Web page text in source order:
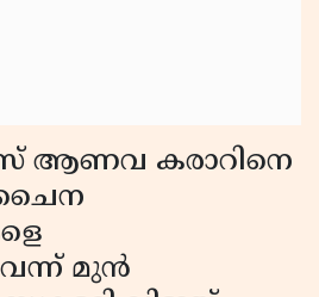
ആണവ കരാറിനെ
ചൈന
മുന്‍